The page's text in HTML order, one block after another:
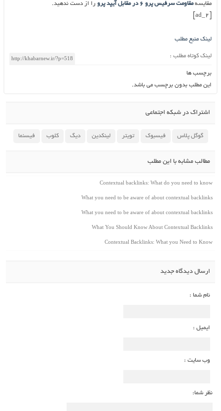
مقایسهمقاومت سرفیس پرو ۶ در مقابل آیپد پرو
را از دست ندهید.
لینک منبع مطلب
لینک کوتاه مطلب :
برچسب ها
این مطلب بدون برچسب می باشد.
اشتراک در شبکه اجتماعی
گوگل پلاس فیسبوک تویتر لینکدین دیگ کلوب فیسنما
مطالب مشابه با این مطلب
Contextual backlinks: What do you need to know
What you need to be aware of about contextual backlinks
What you need to be aware of about contextual backlinks
What You Should Know About Contextual Backlinks
Contextual Backlinks: What you Need to Know
ارسال دیدگاه جدید
نام شما :
ایمیل :
وب سایت :
نظر شما: